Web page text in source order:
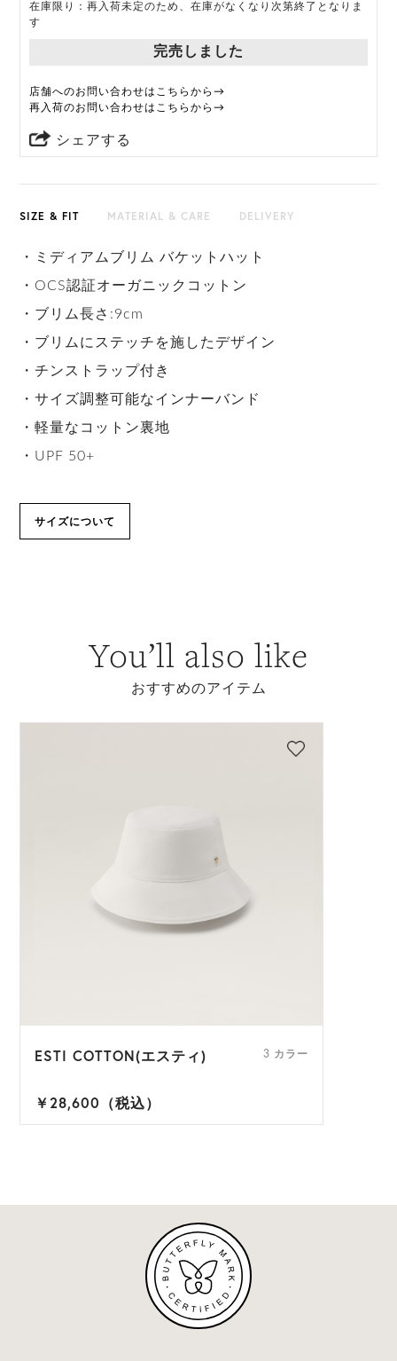
在庫限り：再入荷未定のため、在庫がなくなり次第終了となりま
す
完売しました
店舗へのお問い合わせはこちらから→
再入荷のお問い合わせはこちらから→
シェアする
SIZE & FIT MATERIAL & CARE DELIVERY
・ミディアムブリム バケットハット
・OCS認証オーガニックコットン
・ブリム長さ:9cm
・ブリムにステッチを施したデザイン
・チンストラップ付き
・サイズ調整可能なインナーバンド
・軽量なコットン裏地
・UPF 50+
サイズについて
You’ll also like
おすすめのアイテム
ESTI COTTON(エスティ) 3 カラー
￥28,600（税込）